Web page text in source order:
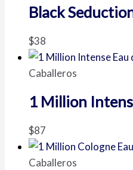
Black
$38
Caballeros
1 Million
$87
Caballeros